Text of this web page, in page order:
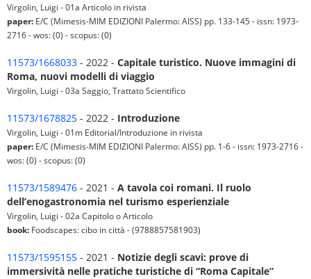
Virgolin, Luigi - 01a Articolo in rivista
paper: E/C (Mimesis-MIM EDIZIONI Palermo: AISS) pp. 133-145 - issn: 1973-
2716 - wos: (0) - scopus: (0)
11573/1668033 - 2022 - Capitale turistico. Nuove immagini di
Roma, nuovi modelli di viaggio
Virgolin, Luigi - 03a Saggio, Trattato Scientifico
11573/1678825 - 2022 - Introduzione
Virgolin, Luigi - 01m Editorial/Introduzione in rivista
paper: E/C (Mimesis-MIM EDIZIONI Palermo: AISS) pp. 1-6 - issn: 1973-2716 -
wos: (0) - scopus: (0)
11573/1589476 - 2021 - A tavola coi romani. Il ruolo
dell’enogastronomia nel turismo esperienziale
Virgolin, Luigi - 02a Capitolo o Articolo
book: Foodscapes: cibo in città - (9788857581903)
11573/1595155 - 2021 - Notizie degli scavi: prove di
immersività nelle pratiche turistiche di “Roma Capitale”